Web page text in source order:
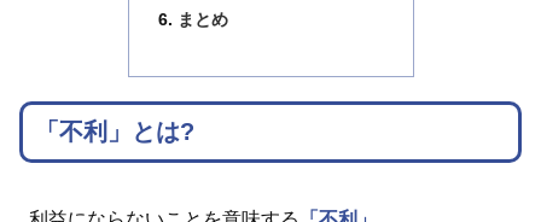
まとめ
「不利」とは?